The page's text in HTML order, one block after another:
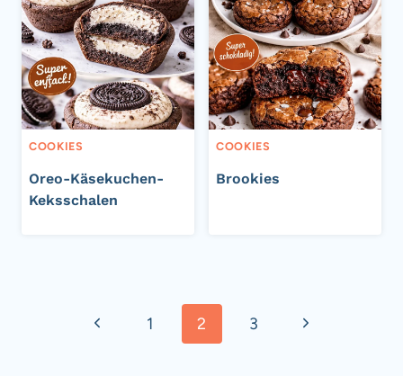
COOKIES
Oreo-Käsekuchen-
Keksschalen
COOKIES
Brookies
Vorherige
1 2 3
Nächste